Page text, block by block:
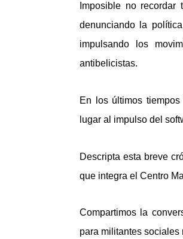
Imposible no
denunciando la
impulsando los
antibelicistas.
En los últimos
lugar al impulso del
Descripta esta breve
que integra el Centro
Compartimos la
para militantes sociales